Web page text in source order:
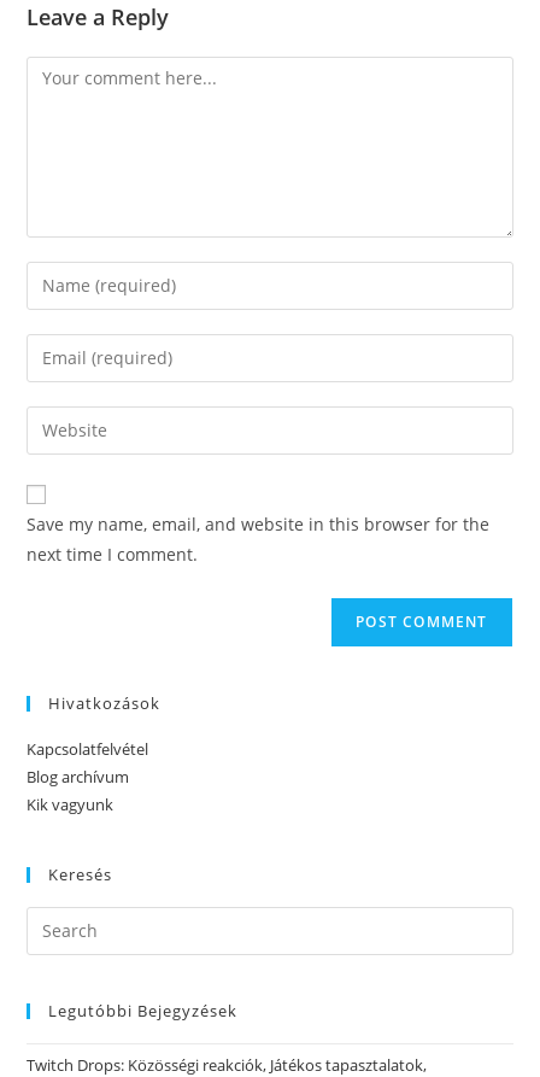
Leave a Reply
Comment
Enter
your
name
comment
Enter
your
email
address
comment
Enter
your
website
URL
(optional)
Save my name, email, and website in this browser for the
next time I comment.
Hivatkozások
Kapcsolatfelvétel
Blog archívum
Kik vagyunk
Keresés
Legutóbbi Bejegyzések
Twitch Drops: Közösségi reakciók, Játékos tapasztalatok,